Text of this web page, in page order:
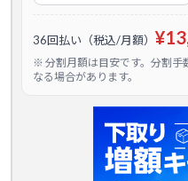
36回払い（税込/月額）
※ 分割月額は目安です。分割手
なる場合があります。